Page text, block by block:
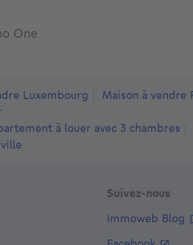
One
Luxembourg
Maison à vendre
à louer avec 3 chambres
Suivez-nous
Immoweb Blog